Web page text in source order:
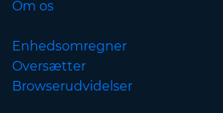
Om os
Enhedsomregner
Oversætter
Browserudvidelser